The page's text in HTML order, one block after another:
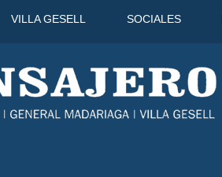
VILLA GESELL SOCIALES